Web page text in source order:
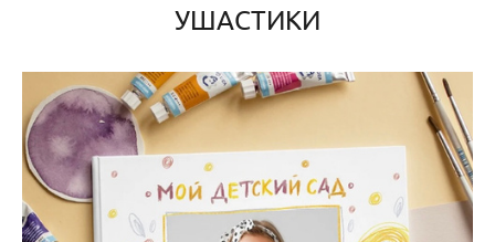
УШАСТИКИ